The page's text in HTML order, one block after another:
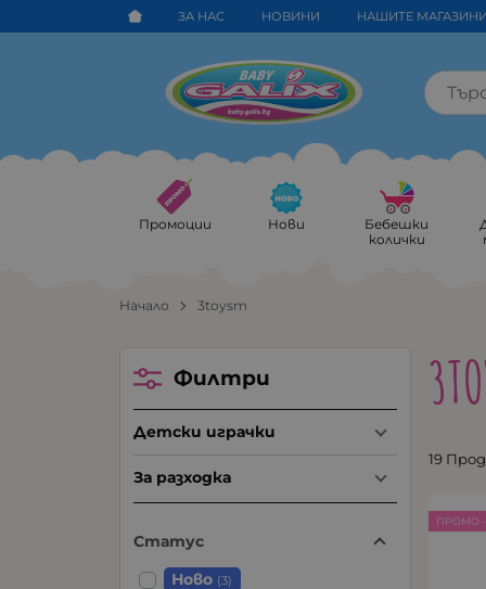
ЗА НАС НОВИНИ НАШИТЕ
Промоции Нови
Бебешки
колички
Начало 3toysm
19
ПРОМО -
Филтри
Детски играчки
За разходка
Статус
Ново (3)